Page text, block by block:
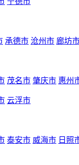
承德市 沧州市 廊坊
茂名市 肇庆市 惠州
云浮市
泰安市 威海市 日照